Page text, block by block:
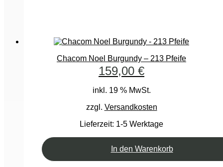
Chacom Noel Burgundy – 213 Pfeife
159,00 €
inkl. 19 % MwSt.
zzgl. Versandkosten
Lieferzeit: 1-5 Werktage
In den Warenkorb